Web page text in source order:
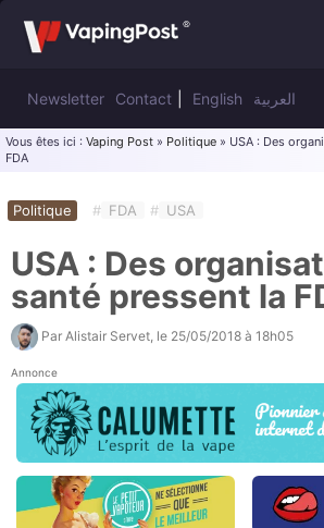
Newsletter Contact English العربية
Vous êtes ici : Vaping Post » Politique » USA : Des
FDA
Politique # FDA # USA
USA : Des
santé pressent la
Par Alistair Servet , le 25/05/2018 à 18h05
Annonce